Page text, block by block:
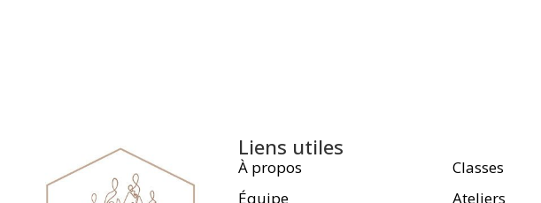
Liens utiles
À propos
Équipe
Classes
Ateliers